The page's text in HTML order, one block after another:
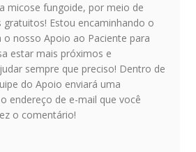
micose fungoide, por meio de
gratuitos! Estou encaminhando o
nosso Apoio ao Paciente para
estar mais próximos e
sempre que preciso! Dentro de
do Apoio enviará uma
endereço de e-mail que você
o comentário!